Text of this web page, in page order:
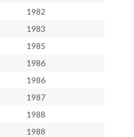
1982
1983
1985
1986
1986
1987
1988
1988